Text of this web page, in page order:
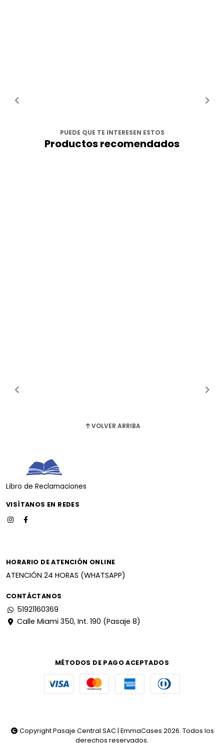
PUEDE QUE TE INTERESEN ESTOS
Productos recomendados
VOLVER ARRIBA
Libro de Reclamaciones
VISÍTANOS EN REDES
HORARIO DE ATENCIÓN ONLINE
ATENCIÓN 24 HORAS (WHATSAPP)
CONTÁCTANOS
51921160369
Calle Miami 350, Int. 190 (Pasaje 8)
MÉTODOS DE PAGO ACEPTADOS
Copyright Pasaje Central SAC | EmmaCases 2026. Todos los
derechos reservados.